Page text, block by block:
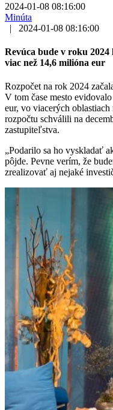
2024-01-08 08:16:00
Minúta
|
2024-01-08 08:16:00
Revúca bude v roku
viac než 14,6 milióna eur
Rozpočet na rok 2024
V tom čase mesto
eur, vo viacerých
rozpočtu schválili na
zastupiteľstva.
„Podarilo sa ho vyskladať
pôjde. Pevne verím, že
zrealizovať aj nejaké